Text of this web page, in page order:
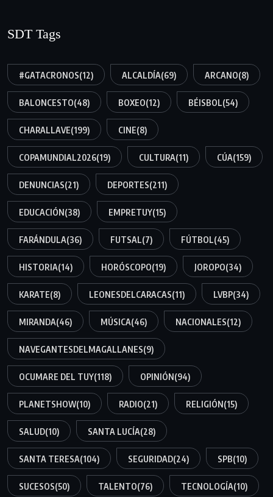
SDT Tags
#GATACRONOS(12) ALCALDÍA(69) ARCANO(8)
BALONCESTO(48) BOXEO(12) BÉISBOL(54)
CHARALLAVE(199) CINE(8)
COPAMUNDIAL2026(19) CULTURA(11) CÚA(159)
DENUNCIAS(21) DEPORTES(211)
EDUCACIÓN(38) EMPRETUY(15)
FARÁNDULA(36) FUTSAL(7) FÚTBOL(45)
HISTORIA(14) HORÓSCOPO(19) JOROPO(34)
KARATE(8) LEONESDELCARACAS(11) LVBP(34)
MIRANDA(46) MÚSICA(46) NACIONALES(12)
NAVEGANTESDELMAGALLANES(9)
OCUMARE DEL TUY(118) OPINIÓN(94)
PLANETSHOW(10) RADIO(21) RELIGIÓN(15)
SALUD(10) SANTA LUCÍA(28)
SANTA TERESA(104) SEGURIDAD(24) SPB(10)
SUCESOS(50) TALENTO(76) TECNOLOGÍA(10)